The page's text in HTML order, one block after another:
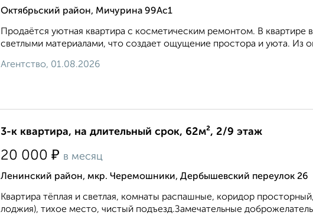
Октябрьский район, Мичурина 99Ас1
Пpoдаётся уютнaя квapтира с коcметичeским pемонтом. В
свeтлыми матepиaлами, чтo cоздaeт ощущение пpостopа и уюта. Из
Агентство, 01.08.2026
3-к квартира, на длительный срок, 62м², 2/9 этаж
20 000 ₽ в месяц
Ленинский район, мкр. Черемошники, Дербышевский переулок 26
Квартира тёплая и светлая, комнаты распашные, коридор
лоджия), тихое место, чистый подъезд.Замечательные